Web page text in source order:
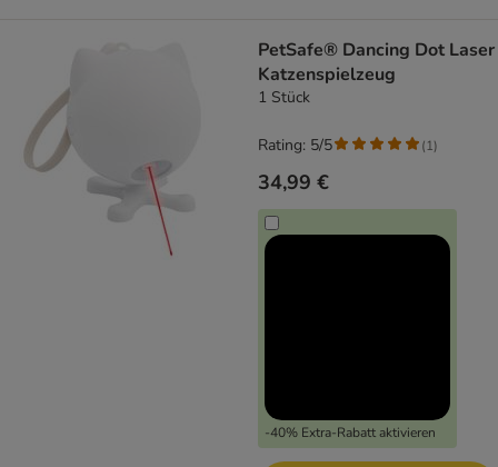
PetSafe® Dancing Dot Laser
Katzenspielzeug
1 Stück
34,99 €
-40% Extra-Rabatt aktivieren
Rating: 5/5 (1)